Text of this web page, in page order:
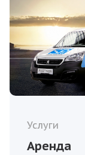
Услуги
Аренда